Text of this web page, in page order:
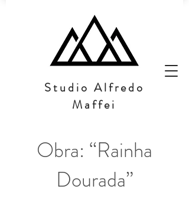
Studio Alfredo
Maffei
Obra: “Rainha
Dourada”